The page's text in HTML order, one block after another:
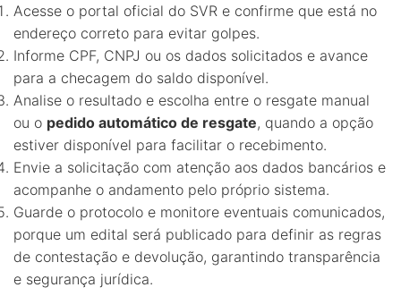
Acesse o portal oficial do SVR e confirme que está no
endereço correto para evitar golpes.
Informe CPF, CNPJ ou os dados solicitados e avance
para a checagem do saldo disponível.
Analise o resultado e escolha entre o resgate manual
ou o pedido automático de resgate, quando a opção
estiver disponível para facilitar o recebimento.
Envie a solicitação com atenção aos dados bancários e
acompanhe o andamento pelo próprio sistema.
Guarde o protocolo e monitore eventuais comunicados,
porque um edital será publicado para definir as regras
de contestação e devolução, garantindo transparência
e segurança jurídica.